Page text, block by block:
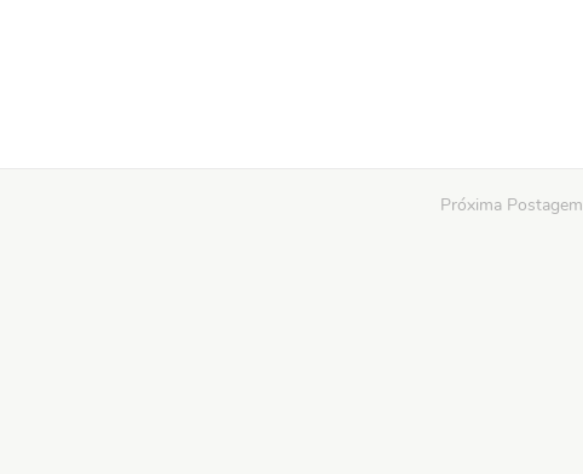
Próxima Postagem